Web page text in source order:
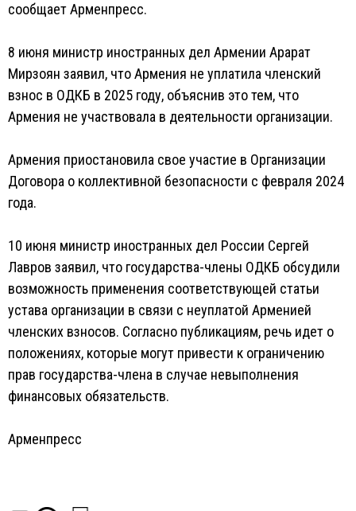
сообщает Арменпресс.
8 июня министр иностранных дел Армении Арарат
Мирзоян заявил, что Армения не уплатила членский
взнос в ОДКБ в 2025 году, объяснив это тем, что
Армения не участвовала в деятельности организации.
Армения приостановила свое участие в Организации
Договора о коллективной безопасности с февраля 2024
года.
10 июня министр иностранных дел России Сергей
Лавров заявил, что государства-члены ОДКБ обсудили
возможность применения соответствующей статьи
устава организации в связи с неуплатой Арменией
членских взносов. Согласно публикациям, речь идет о
положениях, которые могут привести к ограничению
прав государства-члена в случае невыполнения
финансовых обязательств.
Арменпресс